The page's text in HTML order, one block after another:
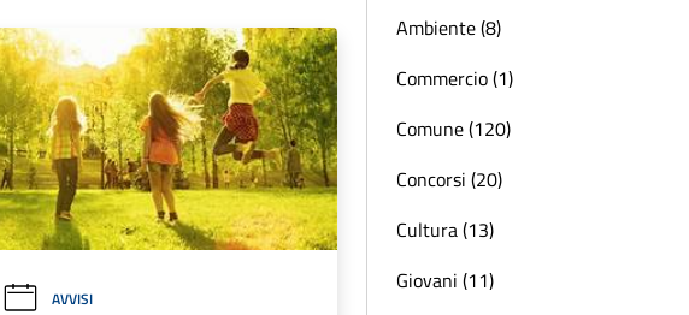
AVVISI
Ambiente (8)
Commercio (1)
Comune (120)
Concorsi (20)
Cultura (13)
Giovani (11)